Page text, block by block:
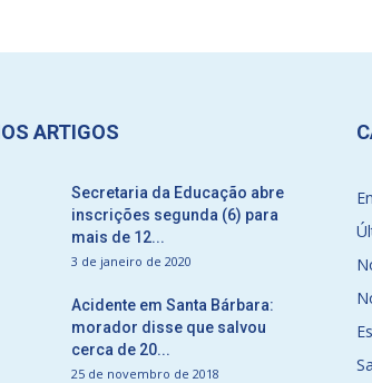
ARTIGOS
Secretaria da Educação abre
inscrições segunda (6) para
mais de 12...
3 de janeiro de 2020
Acidente em Santa Bárbara:
morador disse que salvou
cerca de 20...
25 de novembro de 2018